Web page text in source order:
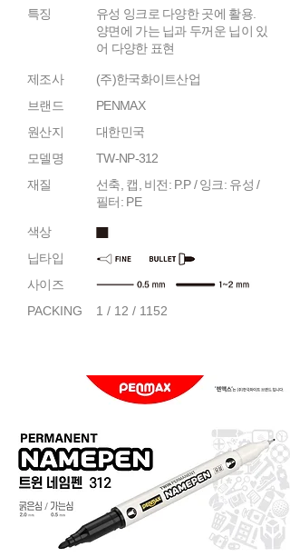
특징
유성 잉크로 다양한 곳에 활용.
양면에 가는 닙과 두꺼운 닙이 있
어 다양한 표현
제조사
(주)한국화이트산업
브랜드
PENMAX
원산지
대한민국
모델명
TW-NP-312
재질
선축, 캡, 비전: P.P / 잉크: 유성 /
필터: PE
색상
닙타입
사이즈
PACKING
1 / 12 / 1152